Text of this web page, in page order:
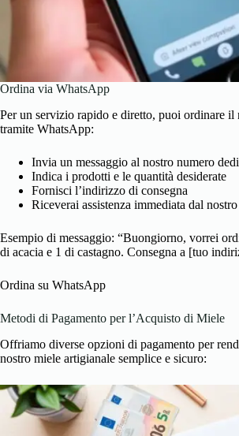
Ordina via WhatsApp
Per un servizio rapido e diretto, puoi ordinare il
tramite WhatsApp:
Invia un messaggio al nostro numero
Indica i prodotti e le quantità desiderate
Fornisci l’indirizzo di consegna
Riceverai assistenza immediata dal
Esempio di messaggio: “Buongiorno, vorrei
di acacia e 1 di castagno. Consegna a [tuo
Ordina su WhatsApp
Metodi di Pagamento per l’Acquisto di Miele
Offriamo diverse opzioni di pagamento per
nostro miele artigianale semplice e sicuro: